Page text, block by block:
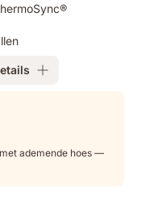
ademende hoes —